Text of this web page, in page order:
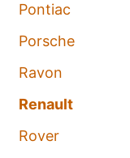
Pontiac
Porsche
Ravon
Renault
Rover